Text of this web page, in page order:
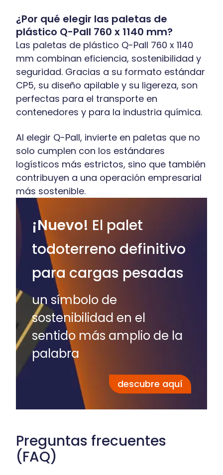
¿Por qué elegir las paletas de
plástico Q-Pall 760 x 1140 mm?
Las paletas de plástico Q-Pall 760 x 1140
mm combinan eficiencia, sostenibilidad y
seguridad. Gracias a su formato estándar
CP5, su diseño apilable y su ligereza, son
perfectas para el transporte en
contenedores y para la industria química.
Al elegir Q-Pall, invierte en paletas que no
solo cumplen con los estándares
logísticos más estrictos, sino que también
contribuyen a una operación empresarial
más sostenible.
¡Nuevo! El palet
todoterreno definitivo
para cargas pesadas
un símbolo de
sostenibilidad en el
sentido más amplio de la
palabra
descubre aquí
Preguntas frecuentes
(FAQ)